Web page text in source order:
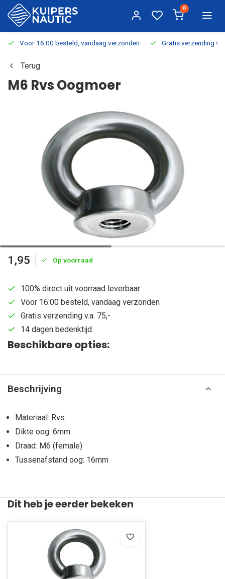
0
Voor 16:00 besteld, vandaag verzonden Gratis verzending
Terug
M6 Rvs Oogmoer
1,95 Op voorraad
100% direct uit voorraad leverbaar
Voor 16:00 besteld, vandaag verzonden
Gratis verzending v.a. 75,-
14 dagen bedenktijd
Beschikbare opties:
Beschrijving
Materiaal: Rvs
Dikte oog: 6mm
Draad: M6 (female)
Tussenafstand oog: 16mm
Dit heb je eerder bekeken